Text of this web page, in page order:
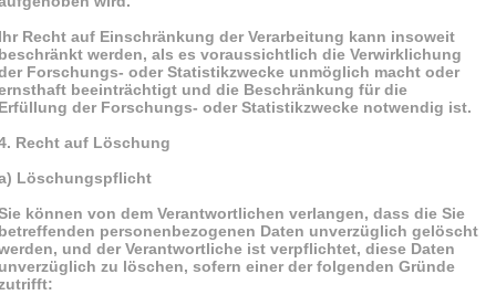
Recht auf Einschränkung der Verarbeitung kann insoweit
werden, als es voraussichtlich die Verwirklichung
Forschungs- oder Statistikzwecke unmöglich macht oder
beeinträchtigt und die Beschränkung für die
der Forschungs- oder Statistikzwecke notwendig ist.
Recht auf Löschung
Löschungspflicht
können von dem Verantwortlichen verlangen, dass die Sie
personenbezogenen Daten unverzüglich gelöscht
und der Verantwortliche ist verpflichtet, diese Daten
zu löschen, sofern einer der folgenden Gründe